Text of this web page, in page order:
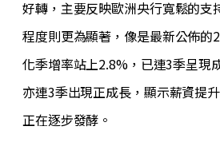
好轉，主要反映歐洲央行寬鬆的支
程度則更為顯著，像是最新公佈的
化季增率站上2.8%，已連3季呈現
亦連3季出現正成長，顯示薪資提
正在逐步發酵。